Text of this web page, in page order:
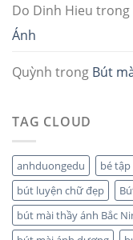
Do Dinh Hieu trong
Ánh
Quỳnh trong Bút
TAG CLOUD
anhduongedu bé
bút luyện chữ đẹp
bút mài thầy ánh Bắc